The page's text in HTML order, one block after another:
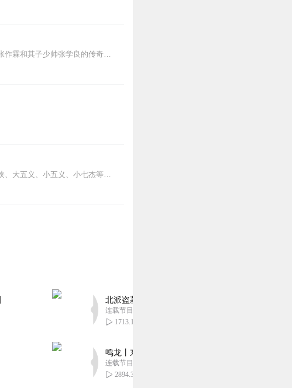
清晰版本指路：乱世枭雄（单田芳经典），持续更新中《乱世枭雄》讲的是东北王张作霖和其子少帅张学良的传奇故事，是著名评书艺术家单田芳先生根据大量的历史材料和广为流传...
《白眉大侠》讲述了宋朝四帝仁宗皇帝执政期间，以徐良、白云瑞为书胆，包括七侠、大五义、小五义、小七杰等众开封府校尉，在八王赵德芳、包拯、颜查散等清官的支持下，为保...
北派盗墓笔记丨头陀渊出品丨悬疑灵异丨摸金校尉
连载节目超五百集
1713.10万
鸣龙丨东方玄幻丨紫襟团队丨轻松搞笑丨多人有声
连载节目超五百集
2894.33万